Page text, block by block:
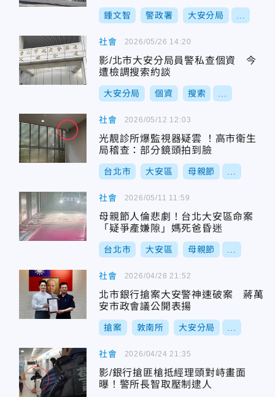
鍾文智 警政署 大安分局
社會
影/北市大安分局員警私查個資 今
遭檢調搜索約談
大安分局 個資 搜索
2026/05/26 14:20
社會
光靚診所爆監視器疑雲 ！高市衛生
局稽查：部分鏡頭拍到臉
台北市 大安區 母親節
2026/05/12 12:03
社會
母親節人倫悲劇！台北大安區命案
「疑爭產嫌隙」媽死爸昏迷
台北市 大安區 母親節
2026/05/11 11:59
社會
北市銀行搶案大安警神速破案 蔣萬
安市政會議公開表揚
搶案 敦南所 大安分局
2026/04/28 21:52
社會
影/銀行搶匪槍抵經理頭對峙畫面
曝！警所長智取壓制逮人
2026/04/24 21:35